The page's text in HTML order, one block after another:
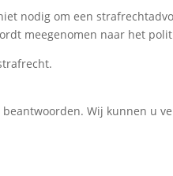
nodig om een
meegenomen naar het
Wij kunnen u